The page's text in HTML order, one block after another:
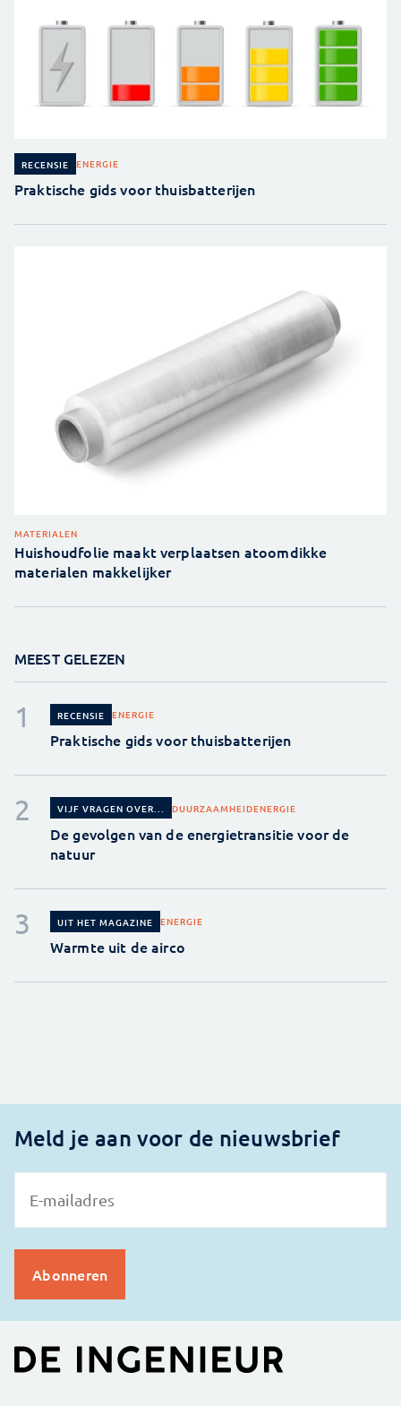
RECENSIE ENERGIE
Praktische gids voor thuisbatterijen
MATERIALEN
Huishoudfolie maakt verplaatsen atoomdikke
materialen makkelijker
MEEST GELEZEN
RECENSIE ENERGIE
Praktische gids voor thuisbatterijen
VIJF VRAGEN OVER... DUURZAAMHEIDENERGIE
De gevolgen van de energietransitie voor de
natuur
UIT HET MAGAZINE ENERGIE
Warmte uit de airco
Meld je aan voor de nieuwsbrief